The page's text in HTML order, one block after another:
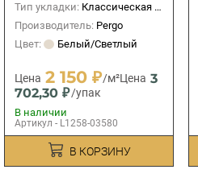
Тип укладки: Классическая (прямая)
Производитель: Pergo
Цвет:
Белый/Светлый
Цена 2 150 ₽/м²Цена 3
702,30 ₽/упак
В наличии
Артикул - L1258-03580
В КОРЗИНУ